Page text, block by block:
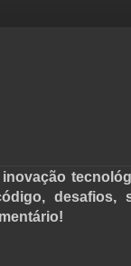
desafios,